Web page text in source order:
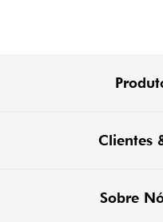
Clientes
Sobre